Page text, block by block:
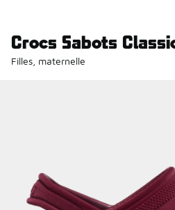
Crocs Sabots
Filles, maternelle